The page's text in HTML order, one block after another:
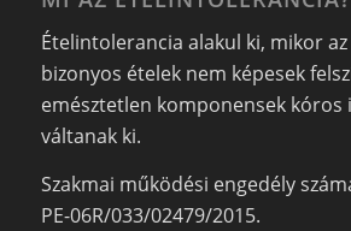
Ételintolerancia alakul ki, mikor
bizonyos ételek nem képesek
emésztetlen komponensek
váltanak ki.
Szakmai működési engedély
PE-06R/033/02479/2015.